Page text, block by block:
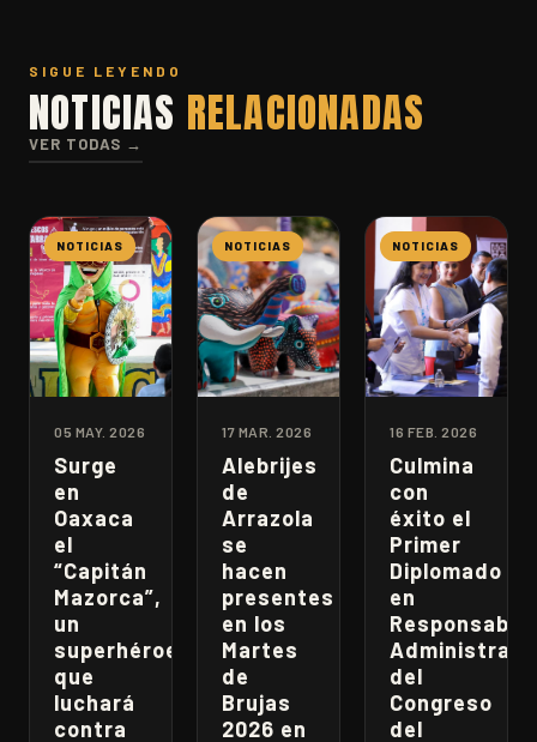
SIGUE LEYENDO
NOTICIAS RELACIONADAS
VER TODAS →
NOTICIAS
05 MAY. 2026
Surge
en
Oaxaca
el
“Capitán
Mazorca”,
un
superhéroe
que
luchará
contra
NOTICIAS
17 MAR. 2026
Alebrijes
de
Arrazola
se
hacen
presentes
en los
Martes
de
Brujas
2026 en
NOTICIAS
16 FEB. 2026
Culmina
con
éxito el
Primer
Diplomado
en
del
Congreso
del